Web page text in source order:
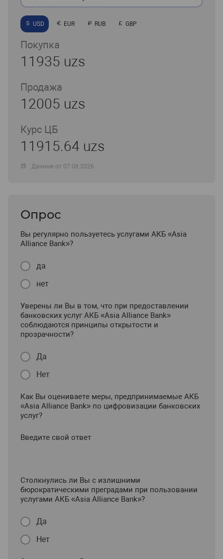
USD EUR RUB GBP
Покупка
11935 uzs
Продажа
12005 uzs
Курс ЦБ
11915.64 uzs
Данные от 07.08.2026
Опрос
Вы регулярно пользуетесь услугами АКБ «Asia
Alliance Bank»?
да
нет
Уверены ли Вы в том, что при предоставлении
банковских услуг АКБ «Asia Alliance Bank»
соблюдаются принципы открытости и
прозрачности?
Да
Нет
Как Вы оцениваете меры, предпринимаемые АКБ
«Asia Alliance Bank» по цифровизации банковских
услуг?
Введите свой ответ
Столкнулись ли Вы с излишними
бюрократическими преградами при пользовании
услугами АКБ «Asia Alliance Bank»?
Да
Нет